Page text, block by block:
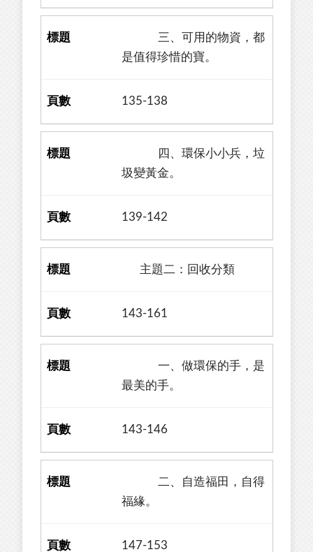
三、可用的物資，都
是值得珍惜的寶。
135-138
四、環保小小兵，垃
圾變黃金。
139-142
主題二：回收分類
143-161
一、做環保的手，是
最美的手。
143-146
二、自造福田，自得
福緣。
147-153